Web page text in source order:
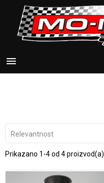

Relevantnost
Prikazano 1-4 od 4 proizvod(a)